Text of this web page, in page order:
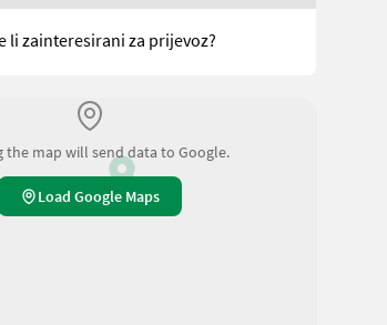
li zainteresirani za prijevoz?
the map will send data to Google.
Load Google Maps